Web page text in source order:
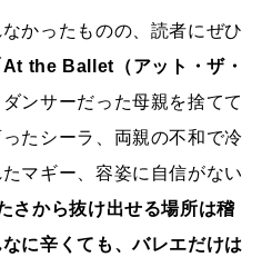
かったものの、読者にぜひ
At the Ballet（アット・ザ・
ンサーだった母親を捨てて
たシーラ、両親の不和で冷
マギー、容姿に自信がない
さから抜け出せる場所は稽
に辛くても、バレエだけは